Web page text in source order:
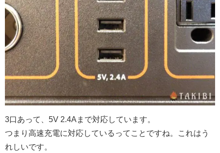
3口あって、5V 2.4Aまで対応しています。
つまり高速充電に対応しているってことですね。これはう
れしいです。